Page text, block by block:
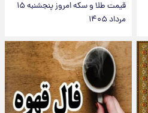
قیمت طلا و سکه امروز پنجشنبه ۱۵
مرداد ۱۴۰۵